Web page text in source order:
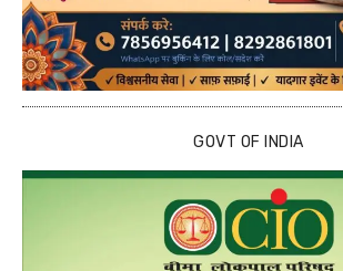
GOVT OF INDIA